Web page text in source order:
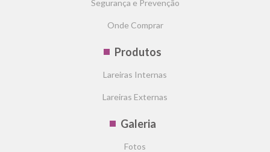
Segurança e Prevenção
Onde Comprar
Produtos
Lareiras Internas
Lareiras Externas
Galeria
Fotos